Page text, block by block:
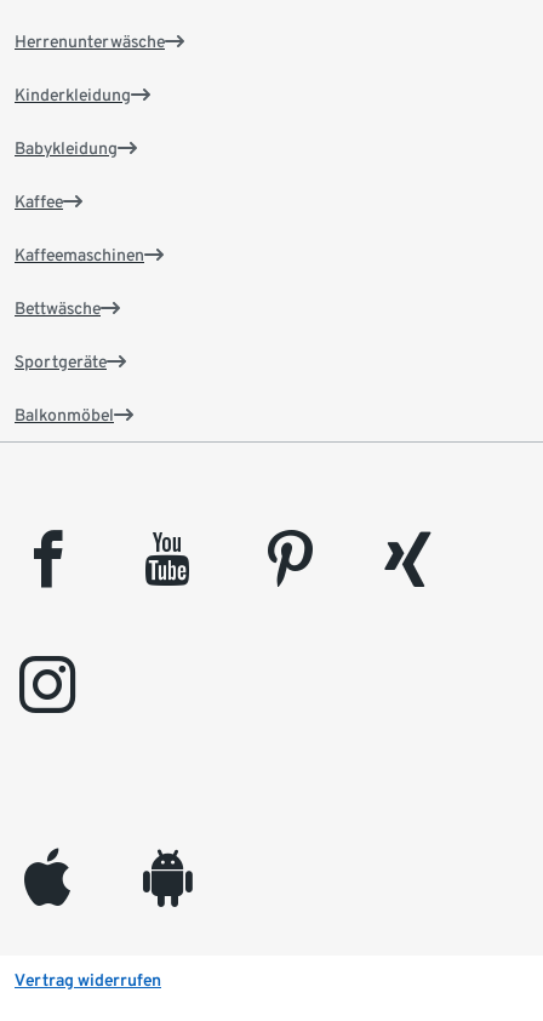
Herrenunterwäsche
Kinderkleidung
Babykleidung
Kaffee
Kaffeemaschinen
Bettwäsche
Sportgeräte
Balkonmöbel
facebook youtube pinterest
xing
instagram
appleinc android
Vertrag widerrufen